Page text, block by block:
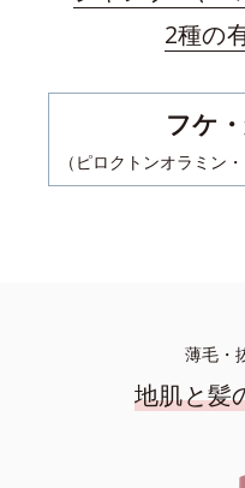
2種の
フケ
（ピロクトンオラミン
薄毛・
地肌と髪